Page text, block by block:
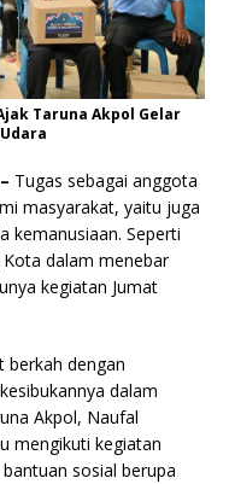
Taruna Akpol Gelar
Tugas sebagai anggota
masyarakat, yaitu juga
kemanusiaan. Seperti
dalam menebar
kegiatan Jumat
berkah dengan
dalam
Akpol, Naufal
mengikuti kegiatan
sosial berupa